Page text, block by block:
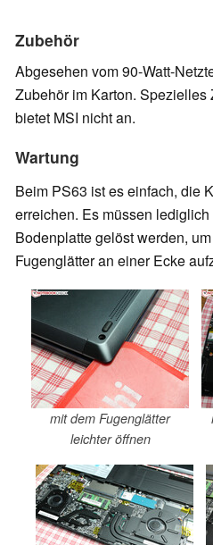
Zubehör
Abgesehen vom 90-Watt-
Zubehör im Karton. Spezielles
bietet MSI nicht an.
Wartung
Beim PS63 ist es einfach, die
erreichen. Es müssen
Bodenplatte gelöst werden,
Fugenglätter an einer Ecke
mit dem Fugenglätter
leichter öffnen